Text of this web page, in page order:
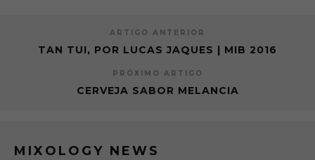
ARTIGO ANTERIOR
TAN TUI, POR LUCAS JAQUES | MIB 2016
PRÓXIMO ARTIGO
CERVEJA SABOR MELANCIA
MIXOLOGY NEWS